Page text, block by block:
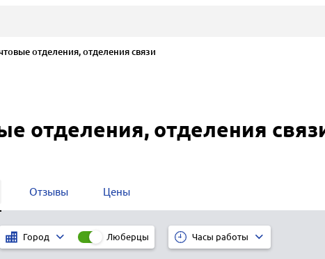
отделения, отделения связи
отделения, отделения
Отзывы Цены
Город Люберцы Часы работы